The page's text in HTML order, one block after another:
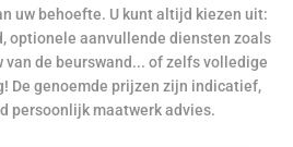
uw behoefte. U kunt altijd kiezen uit:
optionele aanvullende diensten zoals
van de beurswand... of zelfs volledige
De genoemde prijzen zijn indicatief,
persoonlijk maatwerk advies.